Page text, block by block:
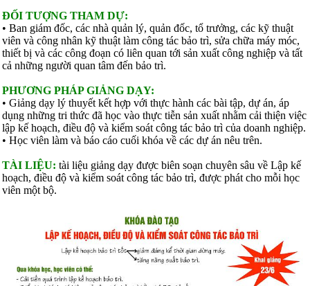
ĐỐI TƯỢNG THAM DỰ:
• Ban giám đốc, các nhà quản lý, quản đốc, tổ trưởng, các kỹ thuật
viên và công nhân kỹ thuật làm công tác bảo trì, sửa chữa máy móc,
thiết bị và các công đoạn có liên quan tới sản xuất công nghiệp và tất
cả những người quan tâm đến bảo trì.
PHƯƠNG PHÁP GIẢNG DẠY:
• Giảng dạy lý thuyết kết hợp với thực hành các bài tập, dự án, áp
dụng những tri thức đã học vào thực tiễn sản xuất nhằm cải thiện việc
lập kế hoạch, điều độ và kiểm soát công tác bảo trì của doanh nghiệp.
• Học viên làm và báo cáo cuối khóa về các dự án nêu trên.
TÀI LIỆU: tài liệu giảng dạy được biên soạn chuyên sâu về Lập kế
hoạch, điều độ và kiểm soát công tác bảo trì, được phát cho mỗi học
viên một bộ.